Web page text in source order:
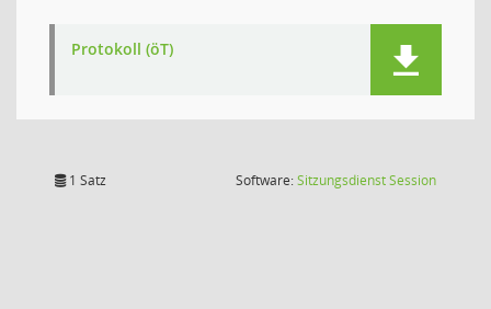
Protokoll (öT)
1 Satz Software:SitzungsdienstSession(Wird in